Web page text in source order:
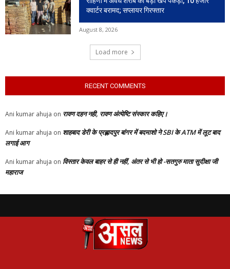
क्वार्टर बरामद; सप्लायर गिरफ्तार
August 8, 2026
Load more
RECENT COMMENTS
Ani kumar ahuja on रावण दहन नही, रावण अंत्येष्टि संस्कार कहिए।
Ani kumar ahuja on शाहबाद डेरी के प्रह्लादपुर बांगर में बदमाशो ने SBI के ATM में लूट बाद
लगाई आग
Ani kumar ahuja on विस्तार केवल बाहर से ही नहीं, अंतर से भी हो -सतगुरु माता सुदीक्षा जी
महाराज